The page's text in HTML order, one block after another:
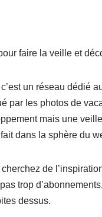
faire la veille et
un réseau dédié
par les photos de
mais une
dans la sphère du
de
trop
dessus.